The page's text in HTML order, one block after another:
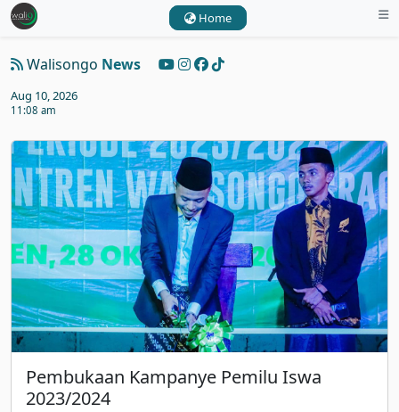
Home
Walisongo News
Aug 10, 2026
11:08 am
Pembukaan Kampanye Pemilu Iswa
2023/2024